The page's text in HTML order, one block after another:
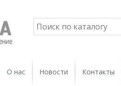
О нас Новости Контакты